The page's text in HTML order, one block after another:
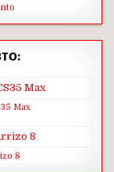
Max
8